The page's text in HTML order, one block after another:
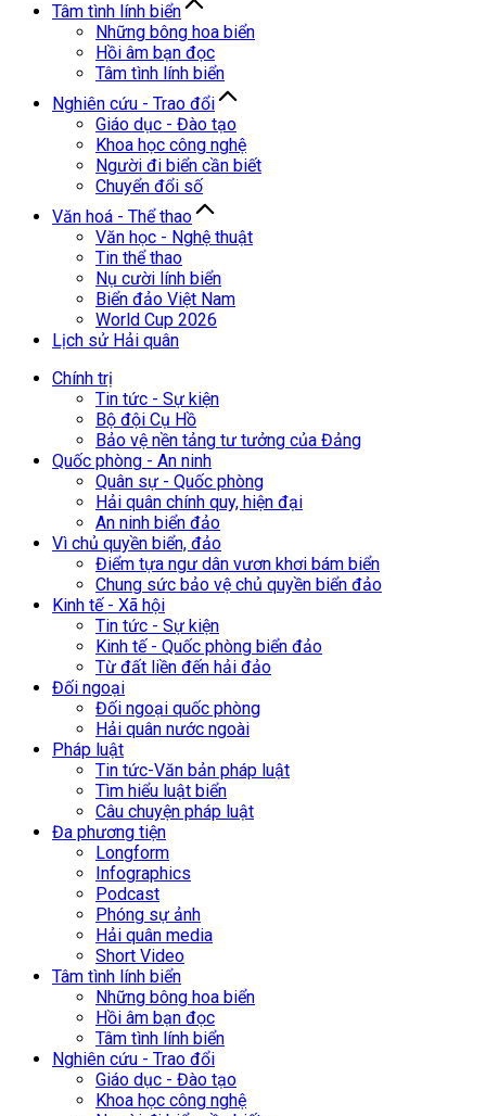
Tâm tình lính biển
Những bông hoa biển
Hồi âm bạn đọc
Tâm tình lính biển
Nghiên cứu - Trao đổi
Giáo dục - Đào tạo
Khoa học công nghệ
Người đi biển cần biết
Chuyển đổi số
Văn hoá - Thể thao
Văn học - Nghệ thuật
Tin thể thao
Nụ cười lính biển
Biển đảo Việt Nam
World Cup 2026
Lịch sử Hải quân
Chính trị
Tin tức - Sự kiện
Bộ đội Cụ Hồ
Bảo vệ nền tảng tư tưởng của Đảng
Quốc phòng - An ninh
Quân sự - Quốc phòng
Hải quân chính quy, hiện đại
An ninh biển đảo
Vì chủ quyền biển, đảo
Điểm tựa ngư dân vươn khơi bám biển
Chung sức bảo vệ chủ quyền biển đảo
Kinh tế - Xã hội
Tin tức - Sự kiện
Kinh tế - Quốc phòng biển đảo
Từ đất liền đến hải đảo
Đối ngoại
Đối ngoại quốc phòng
Hải quân nước ngoài
Pháp luật
Tin tức-Văn bản pháp luật
Tìm hiểu luật biển
Câu chuyện pháp luật
Đa phương tiện
Longform
Infographics
Podcast
Phóng sự ảnh
Hải quân media
Short Video
Tâm tình lính biển
Những bông hoa biển
Hồi âm bạn đọc
Tâm tình lính biển
Nghiên cứu - Trao đổi
Giáo dục - Đào tạo
Khoa học công nghệ